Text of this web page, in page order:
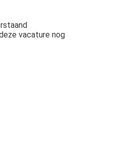
vacature nog